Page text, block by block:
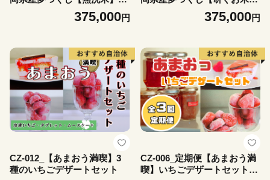
375,000円 375,000円
CZ-012_【あまおう満喫】3
種のいちごデザートセット
CZ-006_定期便【あまおう満
喫】いちごデザートセット_